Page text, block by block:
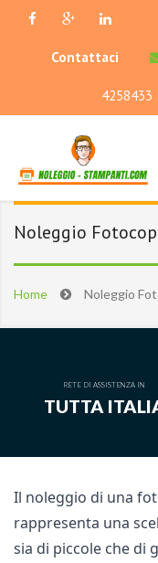
Contattaci
4258433
Noleggio
Home Noleggio
RETE DI ASSISTENZA IN
TUTTA
Il noleggio di una
rappresenta una
sia di piccole che di